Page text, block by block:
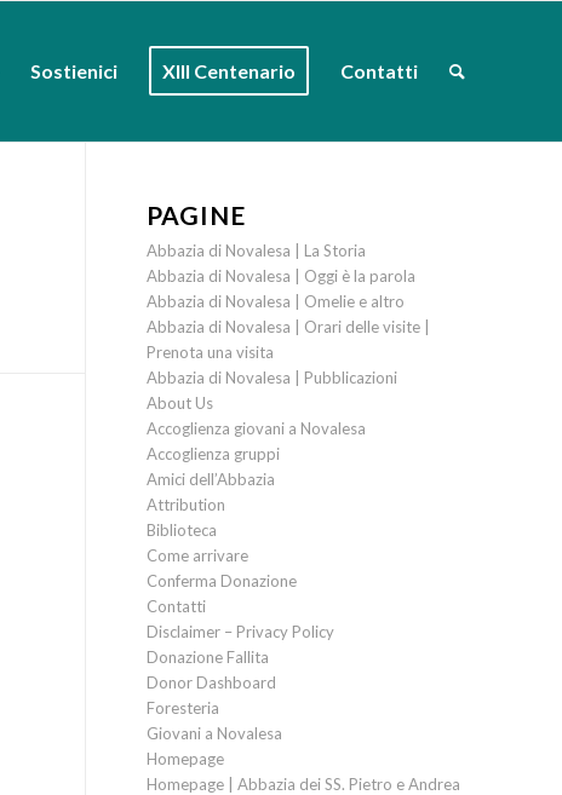
Sostienici XIII Centenario Contatti
PAGINE
Abbazia di Novalesa | La Storia
Abbazia di Novalesa | Oggi è la parola
Abbazia di Novalesa | Omelie e altro
Abbazia di Novalesa | Orari delle visite |
Prenota una visita
Abbazia di Novalesa | Pubblicazioni
About Us
Accoglienza giovani a Novalesa
Accoglienza gruppi
Amici dell’Abbazia
Attribution
Biblioteca
Come arrivare
Conferma Donazione
Contatti
Disclaimer – Privacy Policy
Donazione Fallita
Donor Dashboard
Foresteria
Giovani a Novalesa
Homepage
Homepage | Abbazia dei SS. Pietro e Andrea